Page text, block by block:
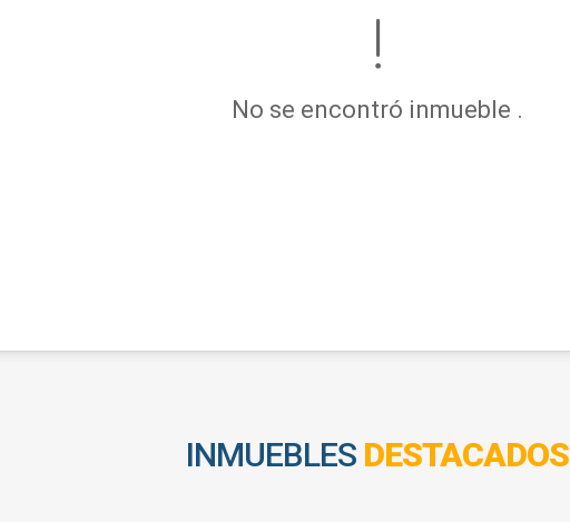
No se encontró inmueble .
INMUEBLES DESTACADOS